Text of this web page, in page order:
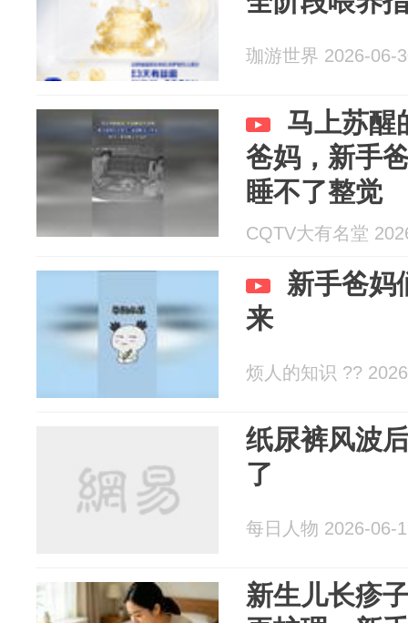
珈游世界 2026-06-
马上苏醒
爸妈，新手
睡不了整觉
CQTV大有名堂
新手爸妈
来
烦人的知识 ??
纸尿裤风波
了
每日人物 2026-06-
新生儿长疹